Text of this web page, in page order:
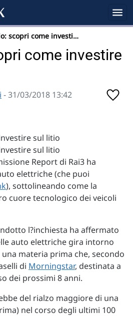
scopri come investi…
come investire
- 31/03/2018 13:42
sul litio
sul litio
Report di Rai3 ha
elettriche (che puoi
), sottolineando come la
cuore tecnologico dei veicoli
l?inchiesta ha affermato
auto elettriche gira intorno
materia prima che, secondo
di Morningstar, destinata a
dei prossimi 8 anni.
del rialzo maggiore di una
nel corso degli ultimi 100